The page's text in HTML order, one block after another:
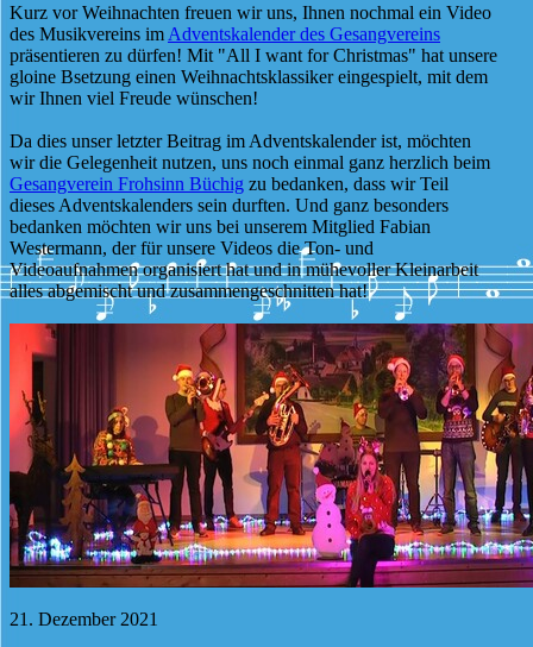
Kurz vor Weihnachten freuen wir uns, Ihnen nochmal ein Video
des Musikvereins im Adventskalender des Gesangvereins
präsentieren zu dürfen! Mit "All I want for Christmas" hat unsere
gloine Bsetzung einen Weihnachtsklassiker eingespielt, mit dem
wir Ihnen viel Freude wünschen!
Da dies unser letzter Beitrag im Adventskalender ist, möchten
wir die Gelegenheit nutzen, uns noch einmal ganz herzlich beim
Gesangverein Frohsinn Büchig zu bedanken, dass wir Teil
dieses Adventskalenders sein durften. Und ganz besonders
bedanken möchten wir uns bei unserem Mitglied Fabian
Westermann, der für unsere Videos die Ton- und
Videoaufnahmen organisiert hat und in mühevoller Kleinarbeit
alles abgemischt und zusammengeschnitten hat!
21. Dezember 2021